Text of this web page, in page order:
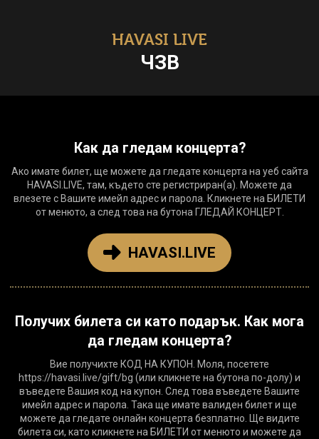
HAVASI LIVE
ЧЗВ
Как да гледам концерта?
Ако имате билет, ще можете да гледате концерта на уеб сайта
HAVASI.LIVE, там, където сте регистриран(а). Можете да
влезете с Вашите имейл адрес и парола. Кликнете на БИЛЕТИ
от менюто, а след това на бутона ГЛЕДАЙ КОНЦЕРТ.
HAVASI.LIVE
Получих билета си като подарък. Как мога
да гледам концерта?
Вие получихте КОД НА КУПОН. Моля, посетете
https://havasi.live/gift/bg (или кликнете на бутона по-долу) и
въведете Вашия код на купон. След това въведете Вашите
имейл адрес и парола. Така ще имате валиден билет и ще
можете да гледате онлайн концерта безплатно. Ще видите
билета си, като кликнете на БИЛЕТИ от менюто и можете да